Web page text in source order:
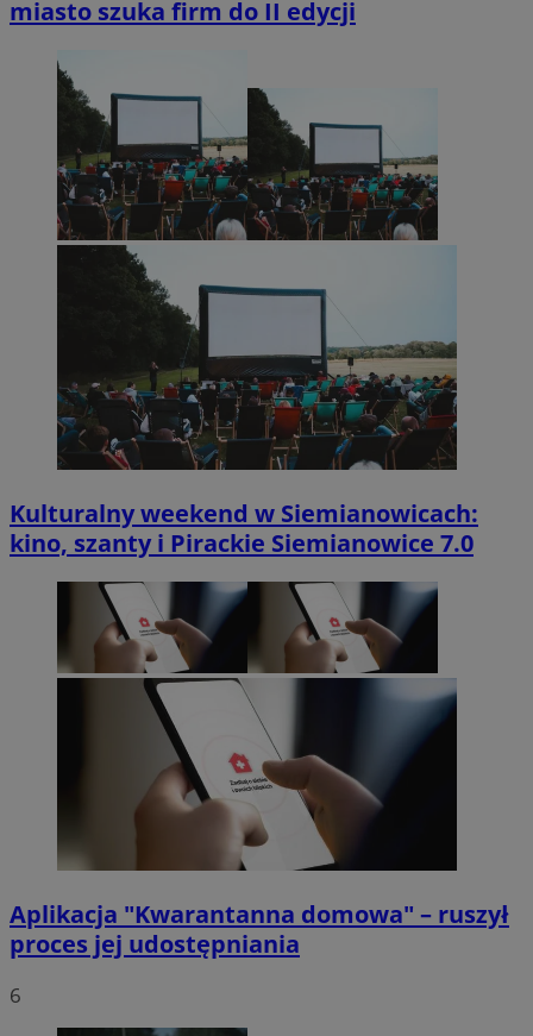
miasto szuka firm do II edycji
Kulturalny weekend w Siemianowicach:
kino, szanty i Pirackie Siemianowice 7.0
Aplikacja "Kwarantanna domowa" – ruszył
proces jej udostępniania
6